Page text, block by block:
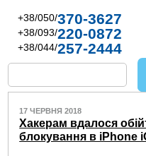
+38/050/370-3627
+38/093/220-0872
+38/044/257-2444
17 ЧЕРВНЯ 2018
Хакерам вдалося
блокування в iPhone